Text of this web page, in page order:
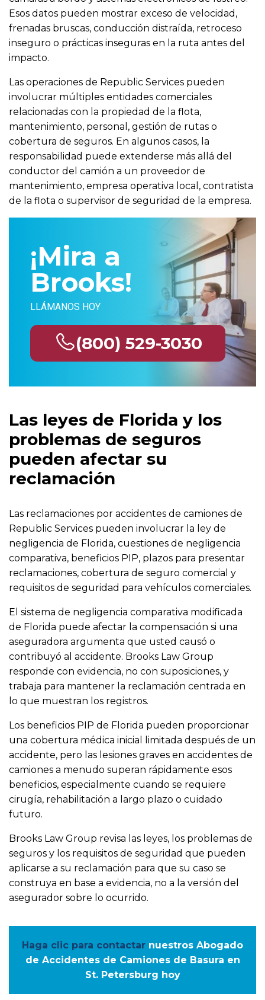
Esos datos pueden mostrar exceso de velocidad,
frenadas bruscas, conducción distraída, retroceso
inseguro o prácticas inseguras en la ruta antes del
impacto.
Las operaciones de Republic Services pueden
involucrar múltiples entidades comerciales
relacionadas con la propiedad de la flota,
mantenimiento, personal, gestión de rutas o
cobertura de seguros. En algunos casos, la
responsabilidad puede extenderse más allá del
conductor del camión a un proveedor de
mantenimiento, empresa operativa local, contratista
de la flota o supervisor de seguridad de la empresa.
¡Mira a
Brooks!
LLÁMANOS HOY
(800) 529-3030
Las leyes de Florida y los
problemas de seguros
pueden afectar su
reclamación
Las reclamaciones por accidentes de camiones de
Republic Services pueden involucrar la ley de
negligencia de Florida, cuestiones de negligencia
comparativa, beneficios PIP, plazos para presentar
reclamaciones, cobertura de seguro comercial y
requisitos de seguridad para vehículos comerciales.
El sistema de negligencia comparativa modificada
de Florida puede afectar la compensación si una
aseguradora argumenta que usted causó o
contribuyó al accidente. Brooks Law Group
responde con evidencia, no con suposiciones, y
trabaja para mantener la reclamación centrada en
lo que muestran los registros.
Los beneficios PIP de Florida pueden proporcionar
una cobertura médica inicial limitada después de un
accidente, pero las lesiones graves en accidentes de
camiones a menudo superan rápidamente esos
beneficios, especialmente cuando se requiere
cirugía, rehabilitación a largo plazo o cuidado
futuro.
Brooks Law Group revisa las leyes, los problemas de
seguros y los requisitos de seguridad que pueden
aplicarse a su reclamación para que su caso se
construya en base a evidencia, no a la versión del
asegurador sobre lo ocurrido.
Haga clic para contactar nuestros Abogado
de Accidentes de Camiones de Basura en
St. Petersburg hoy